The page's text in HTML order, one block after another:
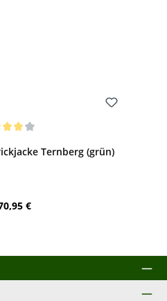
Ternberg (grün)
Preis:
€